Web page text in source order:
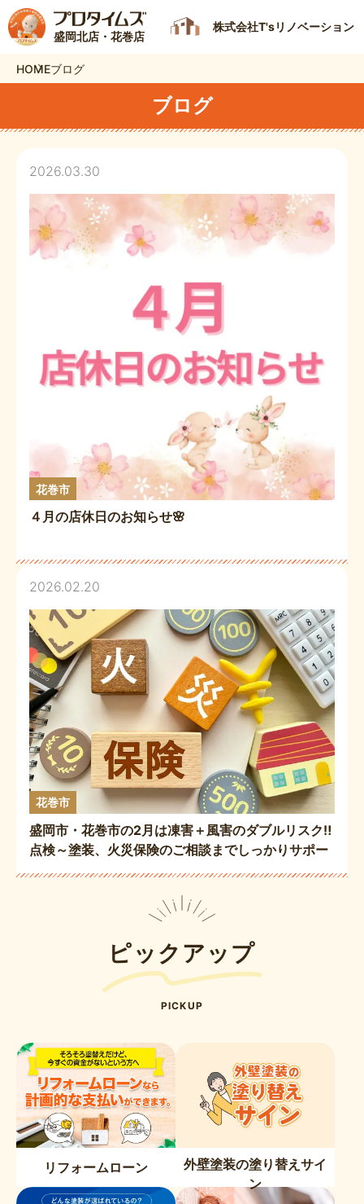
盛岡北店・花巻店
株式会社T'sリノベーション
HOMEブログ
ブログ
2026.03.30
花巻市
４月の店休日のお知らせ🌸
2026.02.20
花巻市
盛岡市・花巻市の2月は凍害＋風害のダブルリスク‼️
点検～塗装、火災保険のご相談までしっかりサポー
ピックアップ
PICKUP
リフォームローン
外壁塗装の塗り替えサイ
ン